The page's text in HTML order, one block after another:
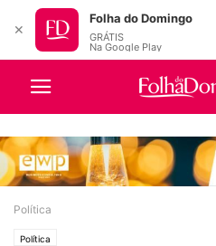
Política
Política
✕
Folha do Domingo
GRÁTIS
Na Google Play